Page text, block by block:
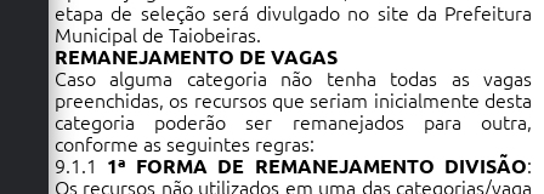
etapa de seleção será divulgado no site da Prefeitura
Municipal de Taiobeiras.
REMANEJAMENTO DE VAGAS
Caso alguma categoria não tenha todas as vagas
preenchidas, os recursos que seriam inicialmente desta
categoria poderão ser remanejados para outra,
conforme as seguintes regras:
9.1.1 1ª FORMA DE REMANEJAMENTO DIVISÃO:
Os recursos não utilizados em uma das categorias/vaga